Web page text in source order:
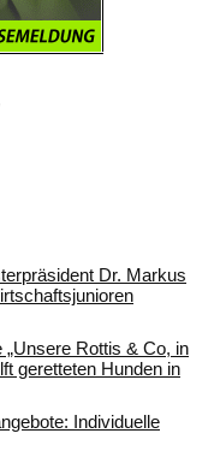
Dr. Markus
Rottis & Co, in
geretteten Hunden in
Individuelle